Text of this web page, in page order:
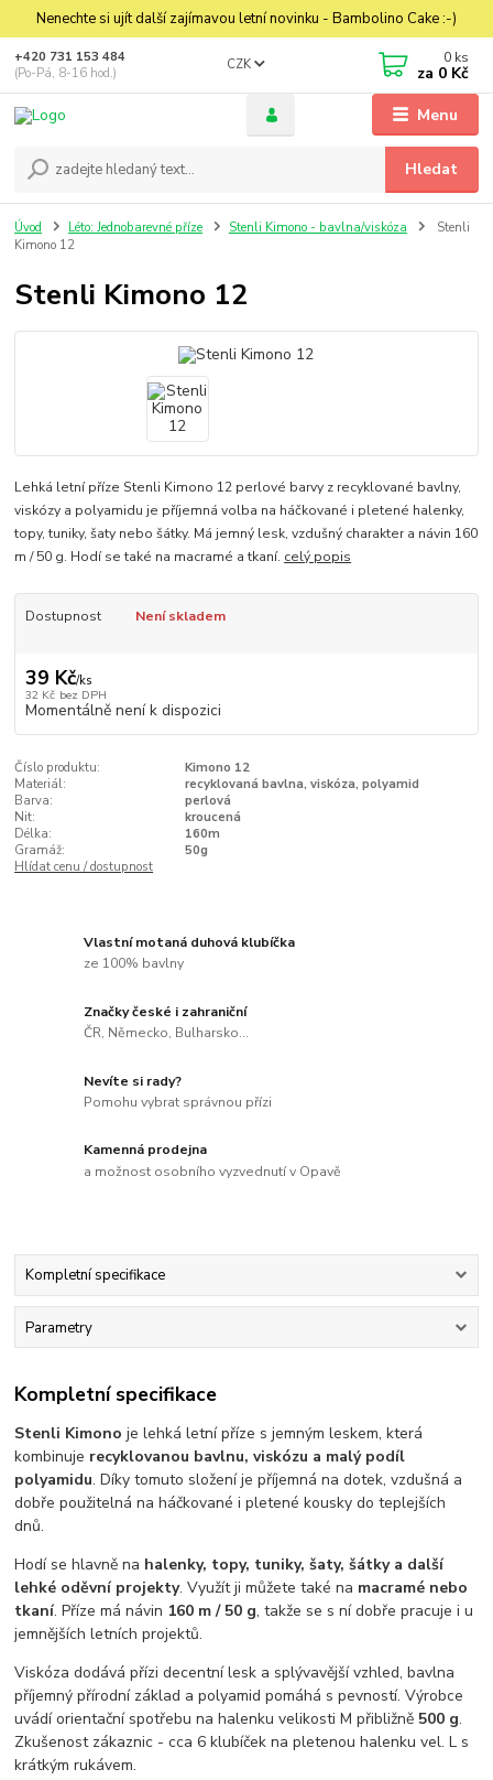
Nenechte si ujít další zajímavou letní novinku - Bambolino Cake :-)
Menu
CZK
Hledat
+420 731 153 484
(Po-Pá, 8-16 hod.)
0 ks
za 0 Kč
Úvod Léto: Jednobarevné příze Stenli Kimono - bavlna/viskóza
Stenli
Kimono 12
Stenli Kimono 12
Lehká letní příze Stenli Kimono 12 perlové barvy z recyklované bavlny,
viskózy a polyamidu je příjemná volba na háčkované i pletené halenky,
topy, tuniky, šaty nebo šátky. Má jemný lesk, vzdušný charakter a návin 160
m / 50 g. Hodí se také na macramé a tkaní. celý popis
Dostupnost Není skladem
39 Kč/ks
32 Kč bez DPH
Momentálně není k dispozici
Číslo produktu:
Kimono 12
Materiál:
recyklovaná bavlna, viskóza, polyamid
Barva:
perlová
Nit:
kroucená
Délka:
160m
Gramáž:
50g
Hlídat cenu / dostupnost
Vlastní motaná duhová klubíčka
ze 100% bavlny
Značky české i zahraniční
ČR, Německo, Bulharsko...
Nevíte si rady?
Pomohu vybrat správnou přízi
Kamenná prodejna
a možnost osobního vyzvednutí v Opavě
Kompletní specifikace
Parametry
Kompletní specifikace
Stenli Kimono je lehká letní příze s jemným leskem, která
kombinuje recyklovanou bavlnu, viskózu a malý podíl
polyamidu. Díky tomuto složení je příjemná na dotek, vzdušná a
dobře použitelná na háčkované i pletené kousky do teplejších
dnů.
Hodí se hlavně na halenky, topy, tuniky, šaty, šátky a další
lehké oděvní projekty. Využít ji můžete také na macramé nebo
tkaní. Příze má návin 160 m / 50 g, takže se s ní dobře pracuje i u
jemnějších letních projektů.
Viskóza dodává přízi decentní lesk a splývavější vzhled, bavlna
příjemný přírodní základ a polyamid pomáhá s pevností. Výrobce
uvádí orientační spotřebu na halenku velikosti M přibližně 500 g.
Zkušenost zákaznic - cca 6 klubíček na pletenou halenku vel. L s
krátkým rukávem.